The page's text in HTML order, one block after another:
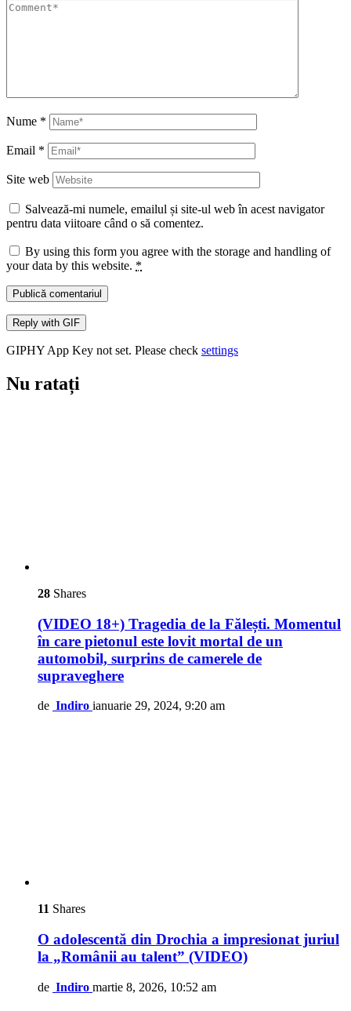
Nume *
Email *
Site web
Salvează-mi numele, emailul și site-ul web în acest navigator
pentru data viitoare când o să comentez.
By using this form you agree with the storage and handling of
your data by this website. *
Publică comentariul
Reply with GIF
GIPHY App Key not set. Please check settings
Nu ratați
28 Shares
(VIDEO 18+) Tragedia de la Fălești. Momentul
în care pietonul este lovit mortal de un
automobil, surprins de camerele de
supraveghere
de Indiro ianuarie 29, 2024, 9:20 am
11 Shares
O adolescentă din Drochia a impresionat juriul
la „Românii au talent” (VIDEO)
de Indiro martie 8, 2026, 10:52 am